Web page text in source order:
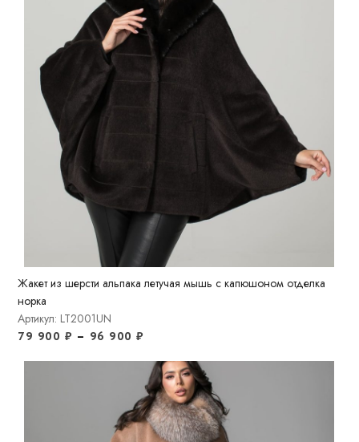
Жакет из шерсти альпака летучая мышь с капюшоном отделка
норка
Артикул: LT2001UN
79 900 ₽ – 96 900₽